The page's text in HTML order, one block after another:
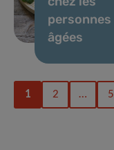
personnes
âgées
1 2 … 5